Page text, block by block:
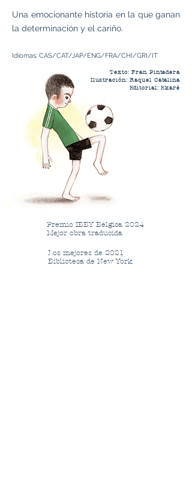
Texto: Fran Pintadera
Ilustración: Raquel Catalina
Editorial: Ekaré
Una emocionante historia en la que ganan
la determinación y el cariño.
Idiomas: CAS/CAT/JAP/ENG/FRA/CHI/GRI/IT
Premio IBBY Bélgica 2024
Mejor obra traducida
Los mejores de 2021
Biblioteca de New York